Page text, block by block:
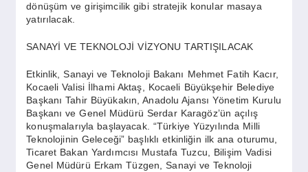
dönüşüm ve girişimcilik gibi stratejik konular masaya
yatırılacak.
SANAYİ VE TEKNOLOJİ VİZYONU TARTIŞILACAK
Etkinlik, Sanayi ve Teknoloji Bakanı Mehmet Fatih Kacır,
Kocaeli Valisi İlhami Aktaş, Kocaeli Büyükşehir Belediye
Başkanı Tahir Büyükakın, Anadolu Ajansı Yönetim Kurulu
Başkanı ve Genel Müdürü Serdar Karagöz’ün açılış
konuşmalarıyla başlayacak. “Türkiye Yüzyılında Milli
Teknolojinin Geleceği” başlıklı etkinliğin ilk ana oturumu,
Ticaret Bakan Yardımcısı Mustafa Tuzcu, Bilişim Vadisi
Genel Müdürü Erkam Tüzgen, Sanayi ve Teknoloji